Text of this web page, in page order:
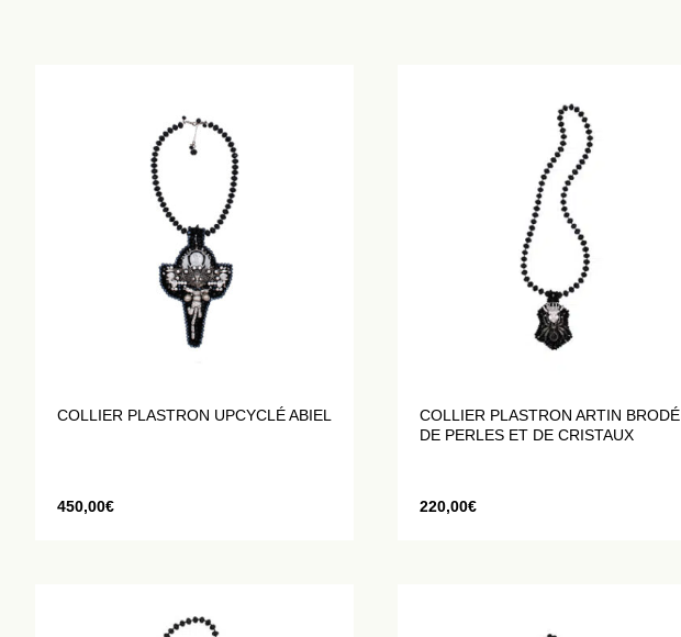
COLLIER PLASTRON UPCYCLÉ ABIEL
450,00€
COLLIER PLASTRON ARTIN BRODÉ
DE PERLES ET DE CRISTAUX
220,00€